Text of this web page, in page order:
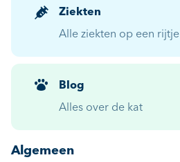
Ziekten
Alle ziekten op een rijtje
Blog
Alles over de kat
Algemeen